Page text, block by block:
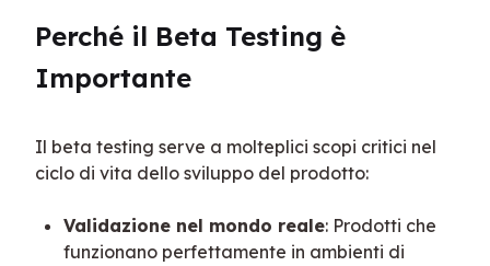
Perché il Beta Testing è
Importante
Il beta testing serve a molteplici scopi critici nel
ciclo di vita dello sviluppo del prodotto:
Validazione nel mondo reale: Prodotti che
funzionano perfettamente in ambienti di